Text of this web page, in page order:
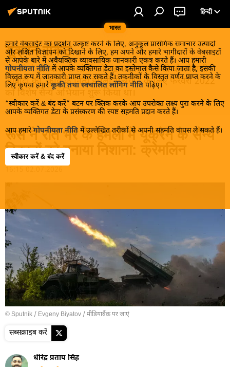
भारत
हिन्दी
हमारे वेबसाईट का प्रदर्शन उत्कृष्ट करने के लिए, अनुकूल प्रासंगिक समाचार उत्पादों
और लक्षित विज्ञापन को दिखाने के लिए, हम अपने और हमारे भागीदारों के वेबसाइटों
से आपके बारे में अवैयक्तिक व्यावसायिक जानकारी एकत्र करते हैं। आप हमारी
गोपनीयता नीति में आपके व्यक्तिगत डेटा का इस्तेमाल कैसे किया जाता है, इसकी
विस्तृत रूप में जानकारी प्राप्त कर सकते हैं। तकनीकों के विस्तृत वर्णन प्राप्त करने के
लिए कृपया हमारे कूकी तथा स्वचालित लॉगिंग नीति पढ़िए।
“स्वीकार करें & बंद करें” बटन पर क्लिक करके आप उपरोक्त लक्ष्य पुरा करने के लिए
आपके व्यक्तिगत डेटा के प्रसंस्करण की स्पष्ट सहमति प्रदान करते हैं।
आप हमारे गोपनीयता नीति में उल्लेखित तरीकों से अपनी सहमति वापस ले सकते हैं।
स्वीकार करें & बंद करें
यूक्रेन संकट
मास्को ने डोनबास के लोगों को, खास तौर पर रूसी बोलनेवाली
आबादी को, कीव के नित्य हमलों से बचाने के लिए फरवरी 2022
को विशेष सैन्य अभियान शुरू किया था।
रूस ने रात भर के हमलों में यूक्रेन के सैन्य
ठिकानों को बनाया निशाना: क्रेमलिन
© Sputnik / Evgeny Biyatov /मीडियाबैंक पर जाएं
सब्सक्राइब करें
धीरेंद्र प्रताप सिंह